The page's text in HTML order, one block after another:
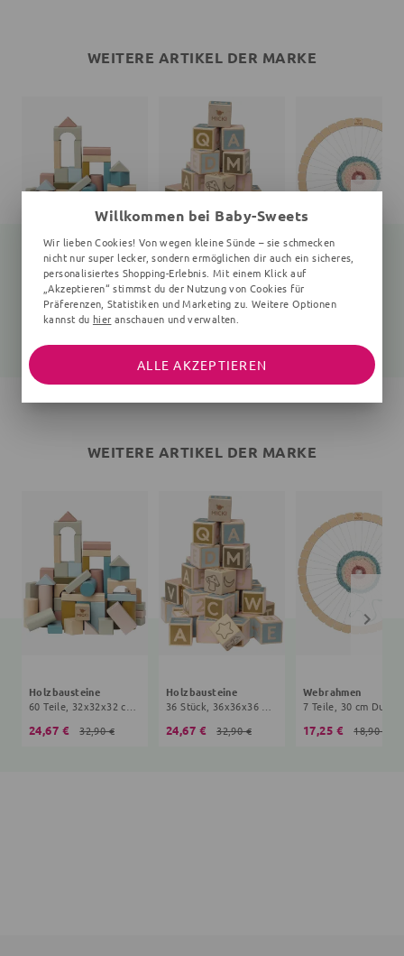
WEITERE ARTIKEL DER MARKE
Holzbausteine
60 Teile, 32x32x32 cm, 5+ Monate, bunt
Holzbausteine
36 Stück, 36x36x36 mm, 5+ Monate, bunt
Webrahmen
WEITERE ARTIKEL DER MARKE
Holzbausteine
60 Teile, 32x32x32 cm, 5+ Monate, bunt
24,67 € 32,90 €
Holzbausteine
36 Stück, 36x36x36 mm, 5+ Monate, bunt
24,67 € 32,90 €
Webrahmen
17,25 € 18,90 €
Willkommen bei Baby-Sweets
Wir lieben Cookies! Von wegen kleine Sünde – sie schmecken
nicht nur super lecker, sondern ermöglichen dir auch ein sicheres,
personalisiertes Shopping-Erlebnis. Mit einem Klick auf
„Akzeptieren“ stimmst du der Nutzung von Cookies für
Präferenzen, Statistiken und Marketing zu. Weitere Optionen
kannst du hier anschauen und verwalten.
ALLE AKZEPTIEREN